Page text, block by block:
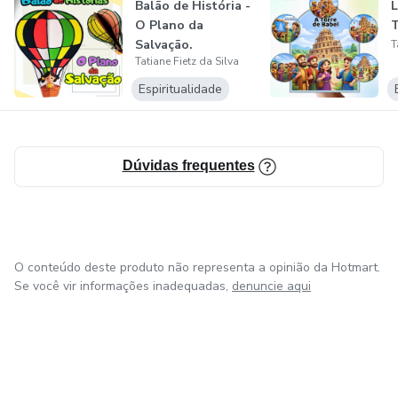
Balão de História -
O Plano da
Salvação.
Tatiane Fietz da Silva
Espiritualidade
Dúvidas frequentes
O conteúdo deste produto não representa a opinião da Hotmart.
Se você vir informações inadequadas, denuncie aqui